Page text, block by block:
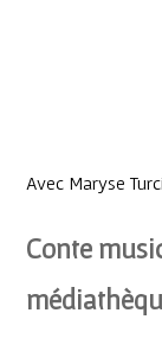
Avec Maryse
Conte